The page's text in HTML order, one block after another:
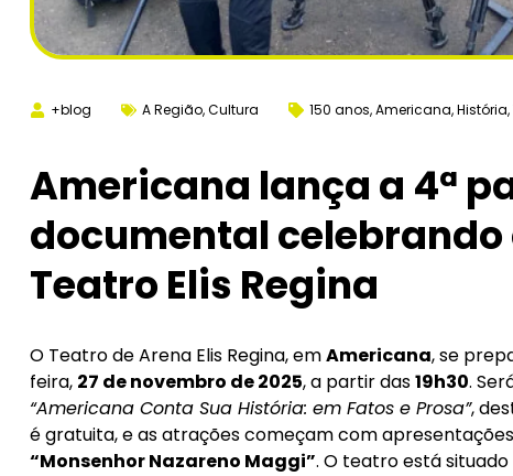
+blog A Região,Cultura 150 anos,Americana,História,
Americana lança a 4ª
documental
Teatro Elis Regina
O Teatro de Arena Elis Regina, emAmericana, se
feira, 27 de novembro de 2025, a partir das19h30.
“Americana Conta Sua História: em Fatos e Prosa”,
é gratuita, e as atrações começam com
“Monsenhor Nazareno Maggi”. O teatro está situado